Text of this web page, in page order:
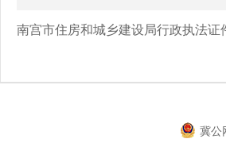
南宫市住房和城乡建设局行政执法证
冀公